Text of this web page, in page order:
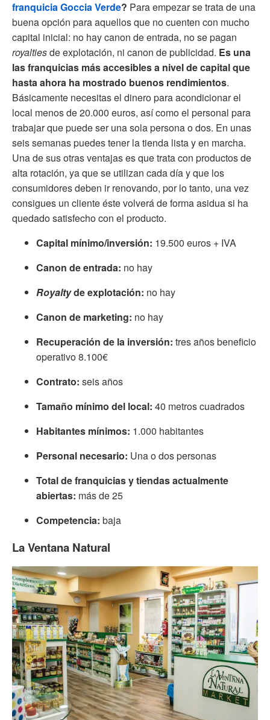
franquicia Goccia Verde? Para empezar se trata de una
buena opción para aquellos que no cuenten con mucho
capital inicial: no hay canon de entrada, no se pagan
royaltiesde explotación, ni canon de publicidad. Es una
las franquicias más accesibles a nivel de capital que
hasta ahora ha mostrado buenos rendimientos.
Básicamente necesitas el dinero para acondicionar el
local menos de 20.000 euros, así como el personal para
trabajar que puede ser una sola persona o dos. En unas
seis semanas puedes tener la tienda lista y en marcha.
Una de sus otras ventajas es que trata con productos de
alta rotación, ya que se utilizan cada día y que los
consumidores deben ir renovando, por lo tanto, una vez
consigues un cliente éste volverá de forma asidua si ha
quedado satisfecho con el producto.
Capital mínimo/inversión: 19.500 euros + IVA
Canon de entrada: no hay
Royaltyde explotación: no hay
Canon de marketing: no hay
Recuperación de la inversión: tres años beneficio
operativo 8.100€
Contrato: seis años
Tamaño mínimo del local: 40 metros cuadrados
Habitantes mínimos: 1.000 habitantes
Personal necesario: Una o dos personas
Total de franquicias y tiendas actualmente
abiertas: más de 25
Competencia: baja
La Ventana Natural